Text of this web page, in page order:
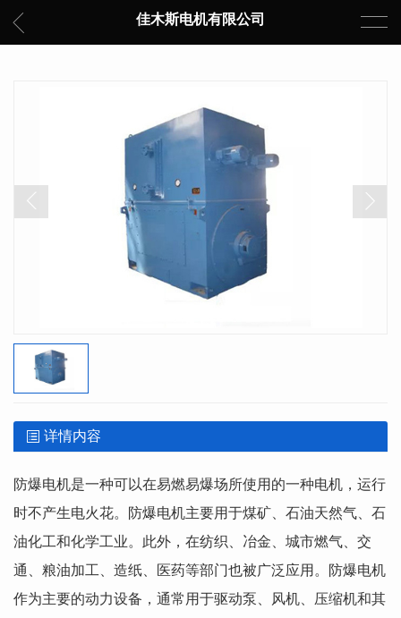
佳木斯电机有限公司
详情内容
防爆电机是一种可以在易燃易爆场所使用的一种电机，运行
时不产生电火花。防爆电机主要用于煤矿、石油天然气、石
油化工和化学工业。此外，在纺织、冶金、城市燃气、交
通、粮油加工、造纸、医药等部门也被广泛应用。防爆电机
作为主要的动力设备，通常用于驱动泵、风机、压缩机和其